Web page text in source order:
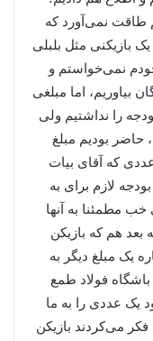
طاقت نمی‌آورد که
بازیکنی مثل بلبلی
نمی‌خواستم و
بیاوریم، اما مبلغی
را نداشتیم ولی
حاضر بودیم مبلغ
که آقای بیات
لازم برای به
مطمئنا به آنها
بعد هم که بازیکن
یک مبلغ دیگر به
باشگاه فولاد طمع
یک عددی را به ما
فکر می‌کردند بازیکن